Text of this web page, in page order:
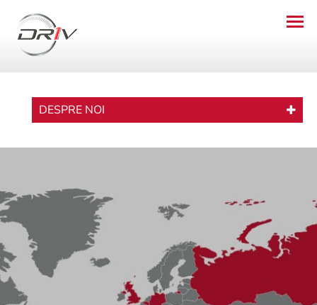
DESPRE NOI